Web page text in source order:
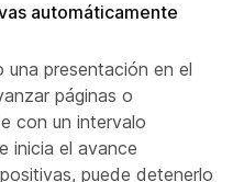
automáticamente
presentación en el
páginas o
con un intervalo
inicia el avance
puede detenerlo